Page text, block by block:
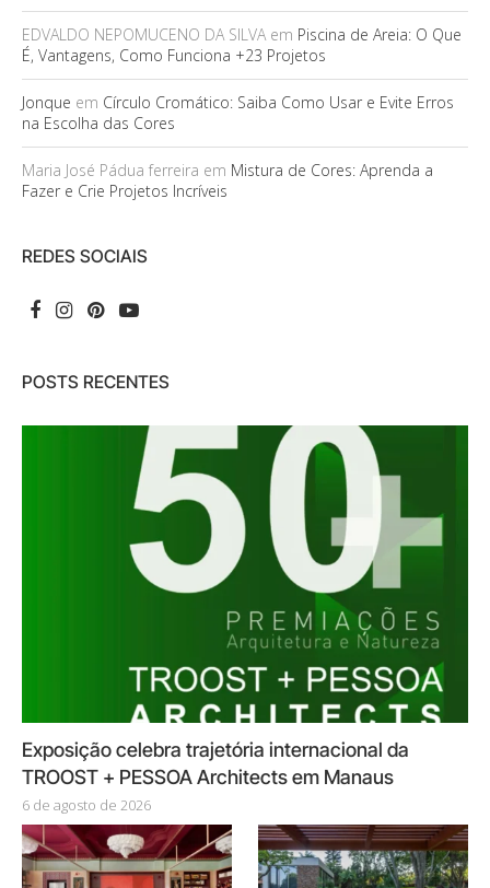
EDVALDO NEPOMUCENO DA SILVAem Piscina de Areia: O Que
É, Vantagens, Como Funciona +23 Projetos
Jonque em Círculo Cromático: Saiba Como Usar e Evite Erros
na Escolha das Cores
Maria José Pádua ferreira em Mistura de Cores: Aprenda a
Fazer e Crie Projetos Incríveis
REDES SOCIAIS
POSTS RECENTES
Exposição celebra trajetória internacional da
TROOST + PESSOA Architects em Manaus
6 de agosto de 2026